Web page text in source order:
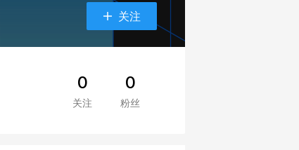
关注
0
关注
0
粉丝